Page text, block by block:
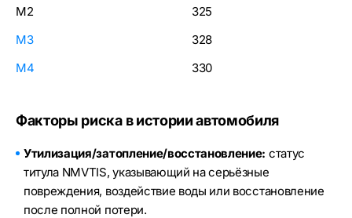
M2
M3
M4
325
328
330
Факторы риска в истории автомобиля
Утилизация/затопление/восстановление: статус
титула NMVTIS, указывающий на серьёзные
повреждения, воздействие воды или восстановление
после полной потери.